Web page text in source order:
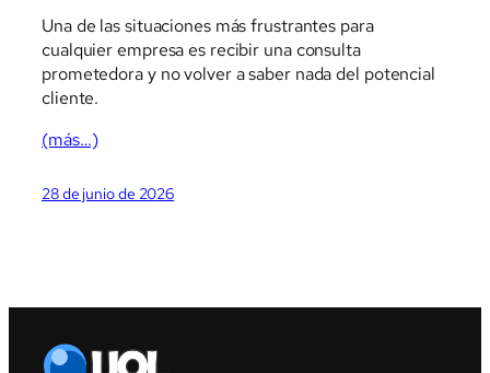
Una de las situaciones más frustrantes para
cualquier empresa es recibir una consulta
prometedora y no volver a saber nada del potencial
cliente.
(más…)
28 de junio de 2026